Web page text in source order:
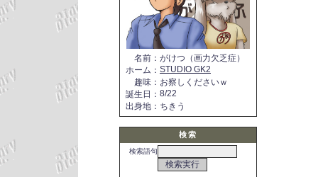
名前 ： がけつ（画力欠乏症）
ホーム ： STUDIO GK2
趣味 ： お察しくださいｗ
誕生日 ： 8/22
出身地 ： ちきう
検索
検索語句